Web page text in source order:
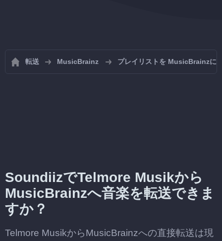
転送 MusicBrainz プレイリストを MusicBrainzに
SoundiizでTelmore Musikから
MusicBrainzへ音楽を転送できま
すか？
Telmore MusikからMusicBrainzへの直接転送は現